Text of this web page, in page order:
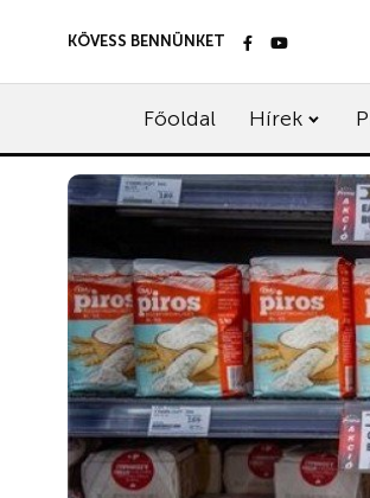
KÖVESS BENNÜNKET
Főoldal Hírek